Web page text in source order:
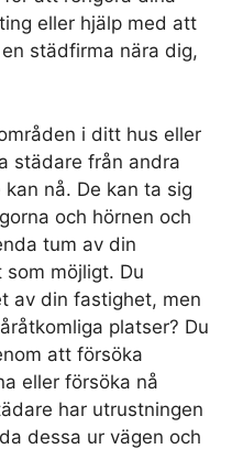
eller hjälp med att
städfirma nära dig,
i ditt hus eller
städare från andra
nå. De kan ta sig
och hörnen och
tum av din
möjligt. Du
av din fastighet, men
platser? Du
att försöka
eller försöka nå
har utrustningen
dessa ur vägen och